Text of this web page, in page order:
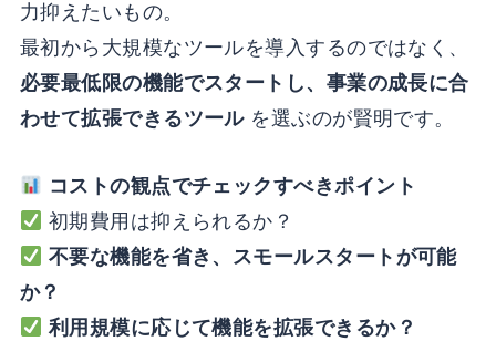
力抑えたいもの。
最初から大規模なツールを導入するのではなく、
必要最低限の機能でスタートし、事業の成長に合
わせて拡張できるツールを選ぶのが賢明です。
コストの観点でチェックすべきポイント
初期費用は抑えられるか？
不要な機能を省き、スモールスタートが可能
か？
利用規模に応じて機能を拡張できるか？